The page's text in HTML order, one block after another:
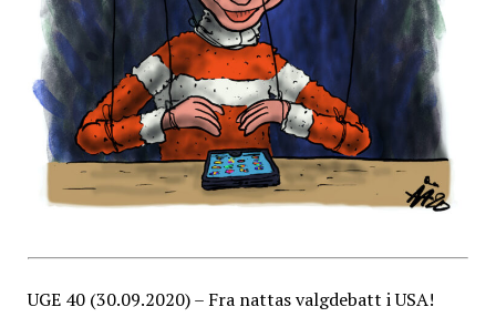
UGE 40 (30.09.2020) – Fra nattas valgdebatt i USA!